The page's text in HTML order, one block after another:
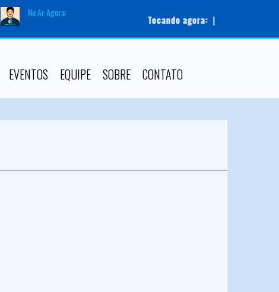
No Ar Agora:
Tocando agora:|Apresentador:
EVENTOS EQUIPE SOBRE CONTATO